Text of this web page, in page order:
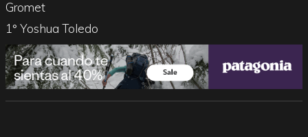
Gromet
1° Yoshua Toledo